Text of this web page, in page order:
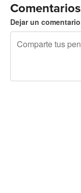
Comentarios
Dejar un comentario